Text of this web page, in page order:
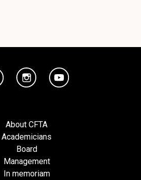
About CFTA
Academicians
Board
Management
In memoriam